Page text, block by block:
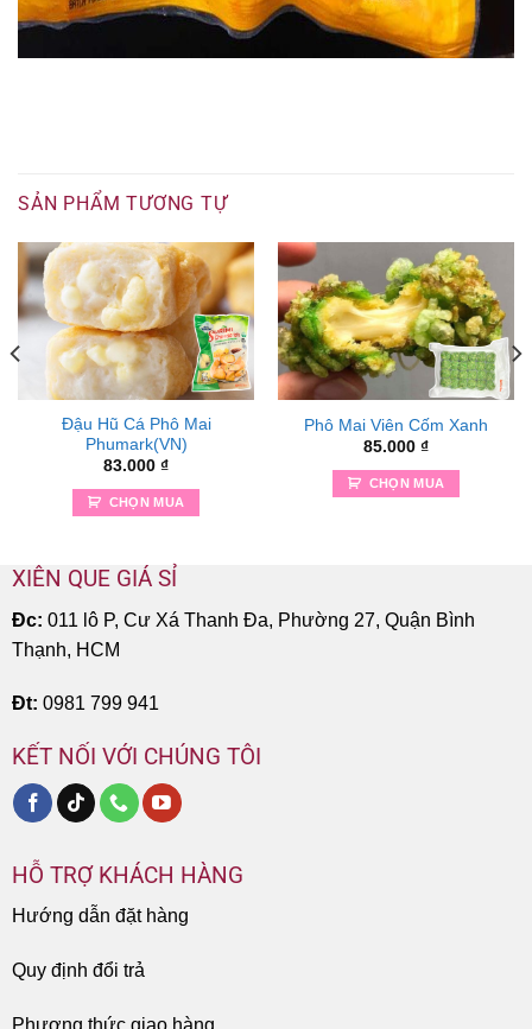
SẢN PHẨM TƯƠNG TỰ
Đậu Hũ Cá Phô Mai
Phumark(VN)
83.000 ₫
CHỌN MUA
Phô Mai Viên Cốm Xanh
85.000 ₫
CHỌN MUA
XIÊN QUE GIÁ SỈ
Đc: 011 lô P, Cư Xá Thanh Đa, Phường 27, Quận Bình
Thạnh, HCM
Đt: 0981 799 941
KẾT NỐI VỚI CHÚNG TÔI
HỖ TRỢ KHÁCH HÀNG
Hướng dẫn đặt hàng
Quy định đổi trả
Phương thức giao hàng